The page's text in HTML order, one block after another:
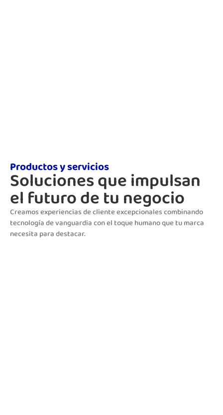
Productos y servicios
Soluciones que impulsan
el futuro de tu negocio
Creamos experiencias de cliente excepcionales combinando
tecnología de vanguardia con el toque humano que tu marca
necesita para destacar.